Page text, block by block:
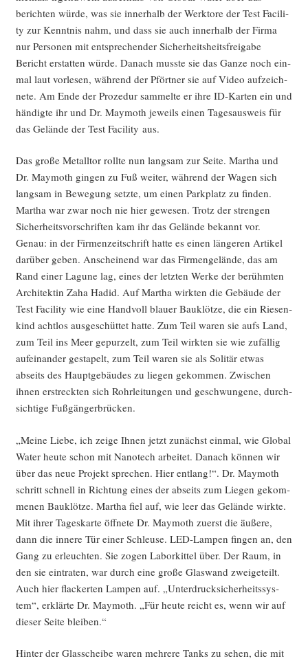
berich­ten wür­de, was sie inner­halb der Werk­to­re der Test Faci­li­
ty zur Kennt­nis nahm, und dass sie auch inner­halb der Fir­ma
nur Per­so­nen mit ent­spre­chen­der Sicher­heits­heits­frei­ga­be
Bericht erstat­ten wür­de. Danach muss­te sie das Gan­ze noch ein­
mal laut vor­le­sen, wäh­rend der Pfört­ner sie auf Video auf­zeich­
ne­te. Am Ende der Pro­ze­dur sam­mel­te er ihre ID-Kar­ten ein und
hän­dig­te ihr und Dr. May­mo­th jeweils einen Tages­aus­weis für
das Gelän­de der Test Faci­li­ty aus.
Das gro­ße Metall­tor roll­te nun lang­sam zur Sei­te. Mar­tha und
Dr. May­mo­th gin­gen zu Fuß wei­ter, wäh­rend der Wagen sich
lang­sam in Bewe­gung setz­te, um einen Park­platz zu finden.
Mar­tha war zwar noch nie hier gewe­sen. Trotz der stren­gen
Sicher­heits­vor­schrif­ten kam ihr das Gelän­de bekannt vor.
Genau: in der Fir­men­zeit­schrift hat­te es einen län­ge­ren Arti­kel
dar­über geben. Anschei­nend war das Fir­men­ge­län­de, das am
Rand einer Lagu­ne lag, eines der letz­ten Wer­ke der berühm­ten
Archi­tek­tin Zaha Hadid. Auf Mar­tha wirk­ten die Gebäu­de der
Test Faci­li­ty wie eine Hand­voll blau­er Bau­klöt­ze, die ein Rie­sen­
kind acht­los aus­ge­schüt­tet hat­te. Zum Teil waren sie aufs Land,
zum Teil ins Meer gepur­zelt, zum Teil wirk­ten sie wie zufäl­lig
auf­ein­an­der gesta­pelt, zum Teil waren sie als Soli­tär etwas
abseits des Haupt­ge­bäu­des zu lie­gen gekom­men. Zwi­schen
ihnen erstreck­ten sich Rohr­lei­tun­gen und geschwun­ge­ne, durch­
sich­ti­ge Fußgängerbrücken.
„Mei­ne Lie­be, ich zei­ge Ihnen jetzt zunächst ein­mal, wie Glo­bal
Water heu­te schon mit Nano­tech arbei­tet. Danach kön­nen wir
über das neue Pro­jekt spre­chen. Hier ent­lang!“. Dr. May­mo­th
schritt schnell in Rich­tung eines der abseits zum Lie­gen gekom­
me­nen Bau­klöt­ze. Mar­tha fiel auf, wie leer das Gelän­de wirk­te.
Mit ihrer Tages­kar­te öff­ne­te Dr. May­mo­th zuerst die äuße­re,
dann die inne­re Tür einer Schleu­se. LED-Lam­pen fin­gen an, den
Gang zu erleuch­ten. Sie zogen Labor­kit­tel über. Der Raum, in
den sie ein­tra­ten, war durch eine gro­ße Glas­wand zwei­ge­teilt.
Auch hier fla­cker­ten Lam­pen auf. „Unter­druck­si­cher­heits­sys­
tem“, erklär­te Dr. May­mo­th. „Für heu­te reicht es, wenn wir auf
die­ser Sei­te bleiben.“
Hin­ter der Glas­schei­be waren meh­re­re Tanks zu sehen, die mit